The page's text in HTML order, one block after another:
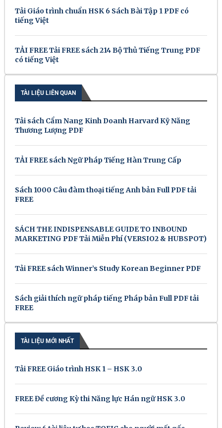
Tải Giáo trình chuẩn HSK 6 Sách Bài Tập 1 PDF có
tiếng Việt
TẢI FREE Tải FREE sách 214 Bộ Thủ Tiếng Trung PDF
có tiếng Việt
TÀI LIỆU LIÊN QUAN
Tải sách Cẩm Nang Kinh Doanh Harvard Kỹ Năng
Thương Lượng PDF
TẢI FREE sách Ngữ Pháp Tiếng Hàn Trung Cấp
Sách 1000 Câu đàm thoại tiếng Anh bản Full PDF tải
FREE
SÁCH THE INDISPENSABLE GUIDE TO INBOUND
MARKETING PDF Tải Miễn Phí (VERSIO2 & HUBSPOT)
Tải FREE sách Winner’s Study Korean Beginner PDF
Sách giải thích ngữ pháp tiếng Pháp bản Full PDF tải
FREE
TÀI LIỆU MỚI NHẤT
Tải FREE Giáo trình HSK 1 – HSK 3.0
FREE Đề cương Kỳ thi Năng lực Hán ngữ HSK 3.0